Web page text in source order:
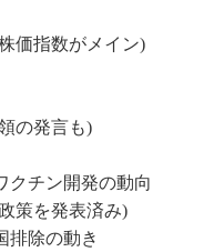
価指数がメイン)
の発言も)
クチン開発の動向
策を発表済み)
排除の動き